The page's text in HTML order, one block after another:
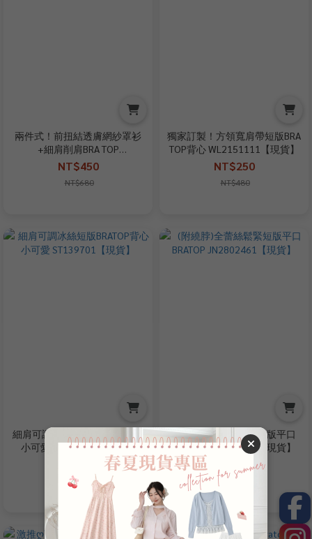
兩件式！前扭結透膚網紗罩衫
+細肩削肩BRA TOP
SO6605022【現貨】
NT$450
NT$680
獨家訂製！方領寬肩帶短版BRA
TOP背心 WL2151111【現貨】
NT$250
NT$480
細肩可調冰絲短版BRATOP背心
小可愛 ST139701【現貨】
NT$380
(附繞脖)全蕾絲鬆緊短版平口
BRATOP JN2802461【現貨】
NT$350
NT$580